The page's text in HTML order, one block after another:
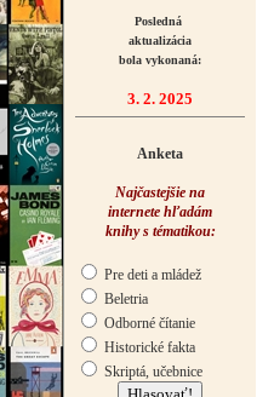
Posledná
aktualizácia
bola vykonaná:
3. 2. 2025
Anketa
Najčastejšie na
internete hľadám
knihy s tématikou:
Pre deti a mládež
Beletria
Odborné čítanie
Historické fakta
Skriptá, učebnice